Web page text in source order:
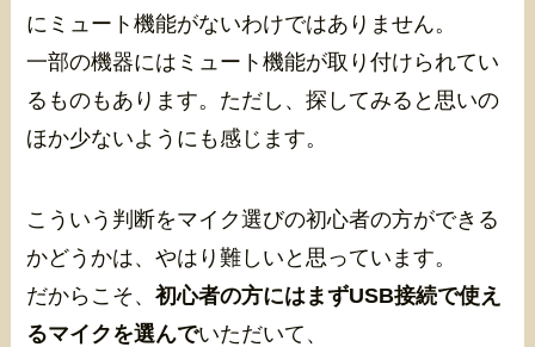
にミュート機能がないわけではありません。
一部の機器にはミュート機能が取り付けられてい
るものもあります。ただし、探してみると思いの
ほか少ないようにも感じます。
こういう判断をマイク選びの初心者の方ができる
かどうかは、やはり難しいと思っています。
だからこそ、初心者の方にはまずUSB接続で使え
るマイクを選んでいただいて、